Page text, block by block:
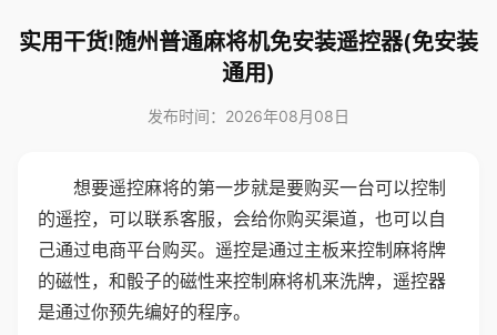
实用干货!随州普通麻将机免安装遥控器(免安装
通用)
发布时间：2026年08月08日
想要遥控麻将的第一步就是要购买一台可以控制
的遥控，可以联系客服，会给你购买渠道，也可以自
己通过电商平台购买。遥控是通过主板来控制麻将牌
的磁性，和骰子的磁性来控制麻将机来洗牌，遥控器
是通过你预先编好的程序。